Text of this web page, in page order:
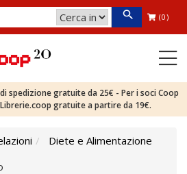
(0)
spedizione gratuite da 25€ - Per i soci Coop
gratuite a partire da 19€.
Diete e Alimentazione